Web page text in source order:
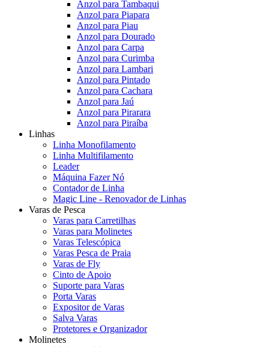
Anzol para Tambaqui
Anzol para Piapara
Anzol para Piau
Anzol para Dourado
Anzol para Carpa
Anzol para Curimba
Anzol para Lambari
Anzol para Pintado
Anzol para Cachara
Anzol para Jaú
Anzol para Pirarara
Anzol para Piraíba
Linhas
Linha Monofilamento
Linha Multifilamento
Leader
Máquina Fazer Nó
Contador de Linha
Magic Line - Renovador de Linhas
Varas de Pesca
Varas para Carretilhas
Varas para Molinetes
Varas Telescópica
Varas Pesca de Praia
Varas de Fly
Cinto de Apoio
Suporte para Varas
Porta Varas
Expositor de Varas
Salva Varas
Protetores e Organizador
Molinetes